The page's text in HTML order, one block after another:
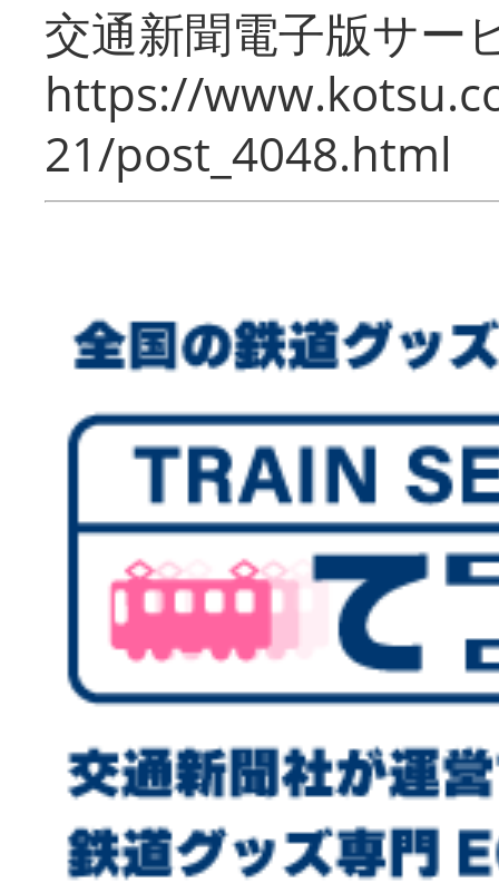
交通新聞電子版サー
https://
21/post_4048.html